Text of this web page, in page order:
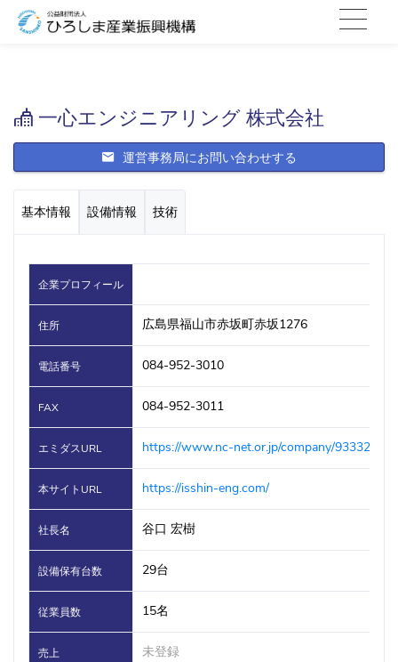
一心エンジニアリング 株式会社
運営事務局にお問い合わせする
基本情報 設備情報 技術
企業プロフィール
住所 広島県福山市赤坂町赤坂1276
電話番号 084-952-3010
FAX 084-952-3011
エミダスURL https://www.nc-net.or.jp/company/93332/
本サイトURL https://isshin-eng.com/
社長名 谷口 宏樹
設備保有台数 29台
従業員数 15名
売上 未登録